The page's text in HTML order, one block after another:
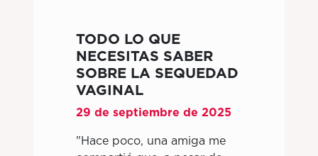
TODO LO QUE
NECESITAS SABER
SOBRE LA SEQUEDAD
VAGINAL
29 de septiembre de 2025
"Hace poco, una amiga me